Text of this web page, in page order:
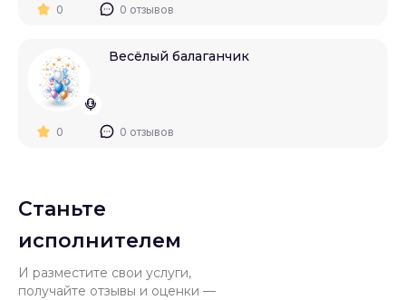
0 0 отзывов
Весёлый балаганчик
0 0 отзывов
Станьте
исполнителем
И разместите свои услуги,
получайте отзывы и оценки —